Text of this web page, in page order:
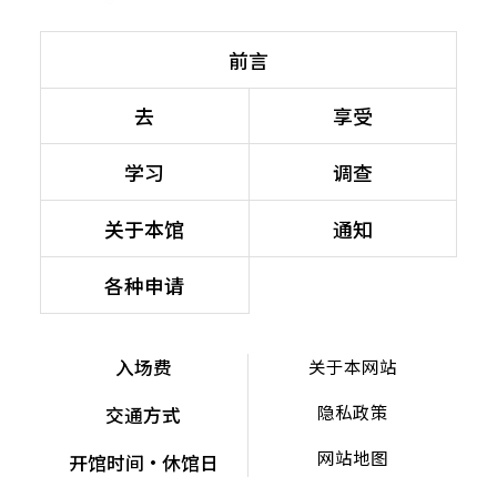
前言
去
享受
学习
调查
关于本馆
通知
各种申请
入场费
交通方式
开馆时间・休馆日
关于本网站
隐私政策
网站地图